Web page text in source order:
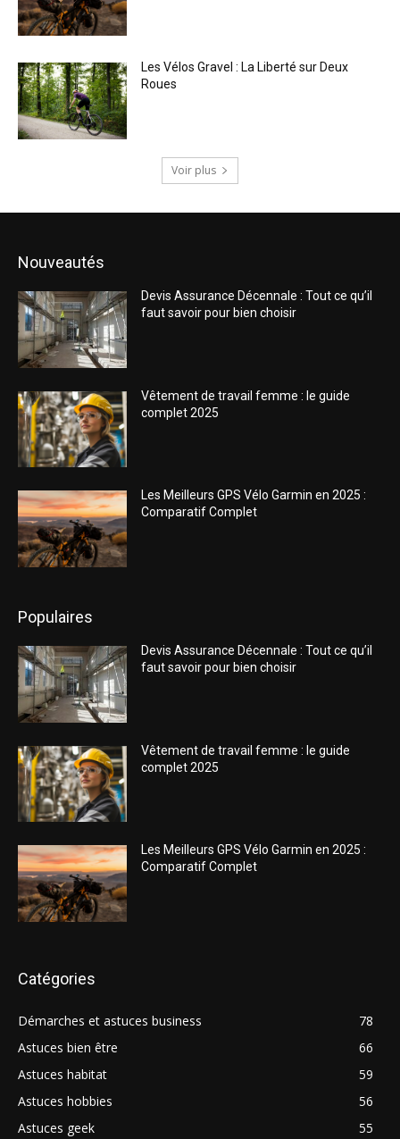
Les Vélos Gravel : La Liberté sur Deux
Roues
Voir plus
Nouveautés
Devis Assurance Décennale : Tout ce qu’il
faut savoir pour bien choisir
Vêtement de travail femme : le guide
complet 2025
Les Meilleurs GPS Vélo Garmin en 2025 :
Comparatif Complet
Populaires
Devis Assurance Décennale : Tout ce qu’il
faut savoir pour bien choisir
Vêtement de travail femme : le guide
complet 2025
Les Meilleurs GPS Vélo Garmin en 2025 :
Comparatif Complet
Catégories
Démarches et astuces business
78
Astuces bien être
66
Astuces habitat
59
Astuces hobbies
56
Astuces geek
55